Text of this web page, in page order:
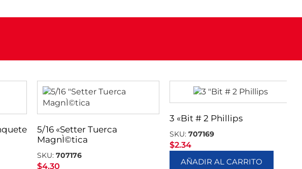
5/16 «Setter Tuerca
MagnÌ©tica
SKU:707176
$4.30
3 «Bit # 2 Phillips
SKU:707169
$2.34
AÑADIR AL CARRITO